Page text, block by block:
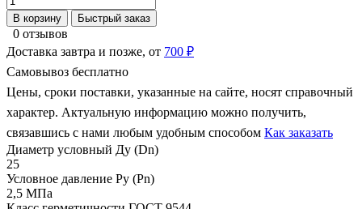
В корзину Быстрый заказ
0 отзывов
Доставка завтра и позже, от 700 ₽
Самовывоз бесплатно
Цены, сроки поставки, указанные на сайте, носят справочный
характер. Актуальную информацию можно получить,
связавшись с нами любым удобным способом Как заказать
Диаметр условный Ду (Dn)
25
Условное давление Ру (Pn)
2,5 МПа